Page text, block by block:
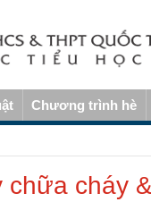
Chương trình hè
chữa cháy